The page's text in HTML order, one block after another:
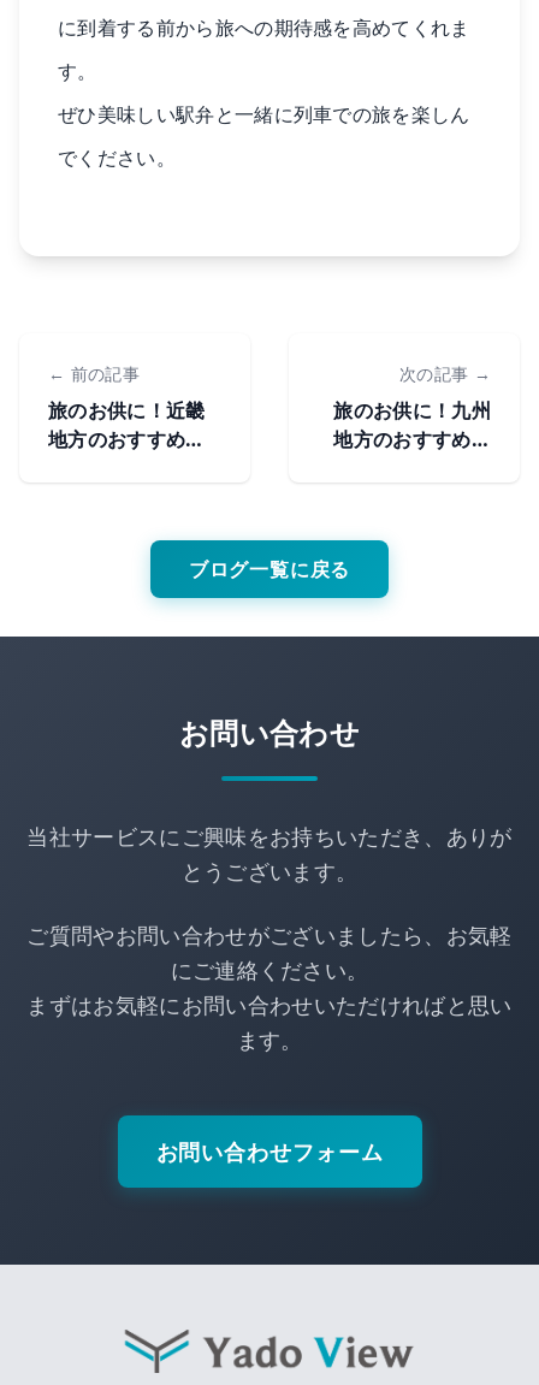
に到着する前から旅への期待感を高めてくれま
す。
ぜひ美味しい駅弁と一緒に列車での旅を楽しん
でください。
← 前の記事
旅のお供に！近畿
地方のおすすめ駅
次の記事 →
旅のお供に！九州
地方のおすすめ駅
ブログ一覧に戻る
お問い合わせ
当社サービスにご興味をお持ちいただき、ありが
とうございます。
ご質問やお問い合わせがございましたら、お気軽
にご連絡ください。
まずはお気軽にお問い合わせいただければと思い
ます。
お問い合わせフォーム